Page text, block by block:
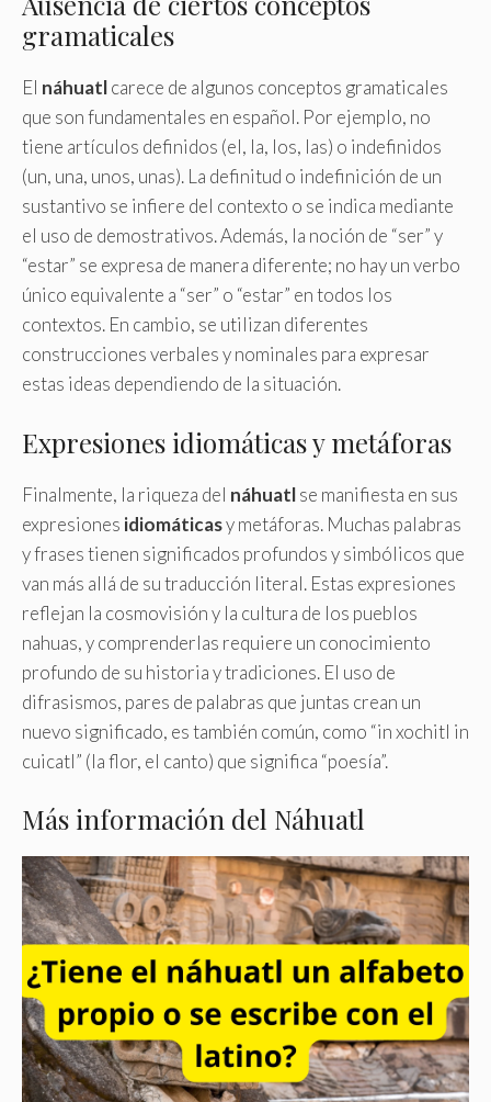
gramaticales
El náhuatlcarece de algunos conceptos gramaticales
que son fundamentales en español. Por ejemplo, no
tiene artículos definidos (el, la, los, las) o indefinidos
(un, una, unos, unas). La definitud o indefinición de un
sustantivo se infiere del contexto o se indica mediante
el uso de demostrativos. Además, la noción de “ser” y
“estar” se expresa de manera diferente; no hay un verbo
único equivalente a “ser” o “estar” en todos los
contextos. En cambio, se utilizan diferentes
construcciones verbales y nominales para expresar
estas ideas dependiendo de la situación.
Expresiones idiomáticas y metáforas
Finalmente, la riqueza del náhuatlse manifiesta en sus
expresiones idiomáticasy metáforas. Muchas palabras
y frases tienen significados profundos y simbólicos que
van más allá de su traducción literal. Estas expresiones
reflejan la cosmovisión y la cultura de los pueblos
nahuas, y comprenderlas requiere un conocimiento
profundo de su historia y tradiciones. El uso de
difrasismos, pares de palabras que juntas crean un
nuevo significado, es también común, como “in xochitl in
cuicatl” (la flor, el canto) que significa “poesía”.
Más información del Náhuatl